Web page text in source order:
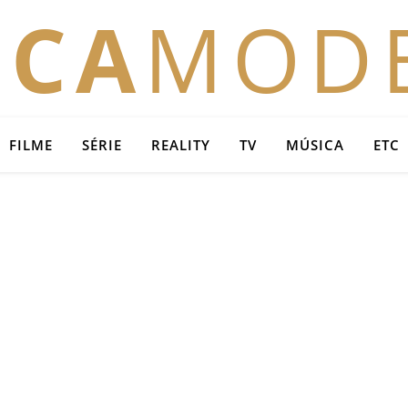
FILME SÉRIE REALITY TV MÚSICA ETC